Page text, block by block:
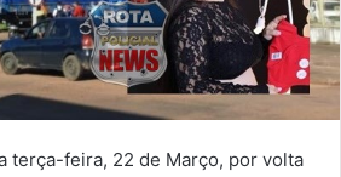
terça-feira, 22 de Março, por volta